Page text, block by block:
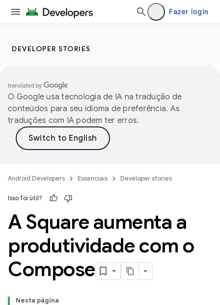
Fazer login
DEVELOPER STORIES
O Google usa tecnologia de IA na tradução de
conteúdos para seu idioma de preferência. As
traduções com IA podem ter erros.
Android Developers Essenciais Developer stories
Isso foi útil?
A Square aumenta a
produtividade com o
Compose
Nesta página